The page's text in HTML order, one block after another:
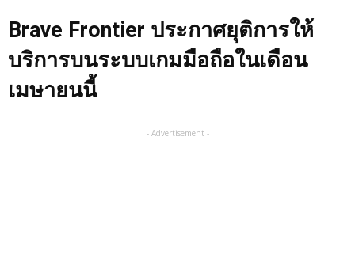
Brave Frontier ประกาศยุติการให้
บริการบนระบบเกมมือถือในเดือน
เมษายนนี้
- Advertisement -